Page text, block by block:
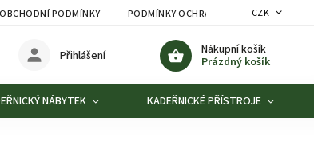
OBCHODNÍ PODMÍNKY PODMÍNKY OCHRANY OSOBNÍCH ÚDAJŮ
CZK
Nákupní košík
Prázdný košík
Přihlášení
NÁBYTEK KADEŘNICKÉ PŘÍSTROJE